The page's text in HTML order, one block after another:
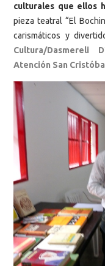
culturales que ellos
pieza teatral “El
carismáticos y
Cultura/Dasmereli
Atención San